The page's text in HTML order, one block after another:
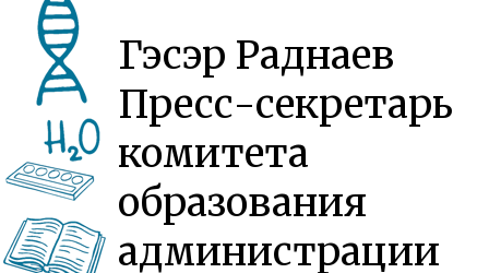
Гэсэр Раднаев
Пресс-секретарь
комитета
образования
администрации